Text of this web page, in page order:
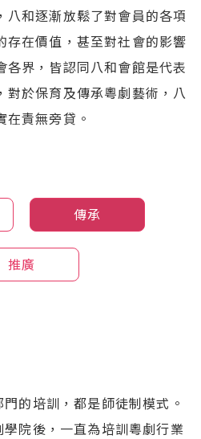
八和逐漸放鬆了對會員的各項
存在價值，甚至對社會的影響
各界，皆認同八和會館是代表
對於保育及傳承粵劇藝術，八
在責無旁貸。
傳承
推廣
的培訓，都是師徒制模式。
院後，一直為培訓粵劇行業